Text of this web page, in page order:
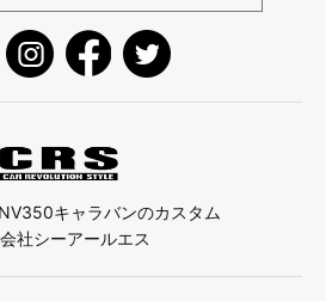
キャラバンのカスタム
社シーアールエス